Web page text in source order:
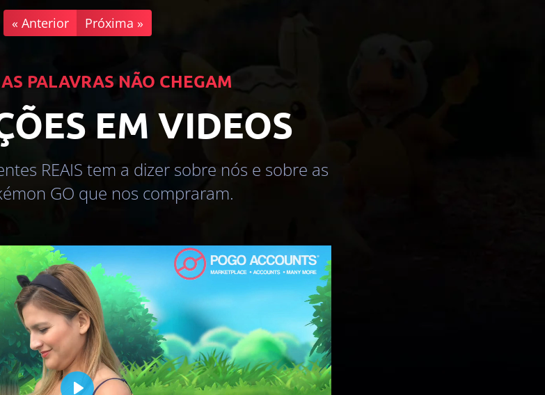
« Anterior Próxima »
PALAVRAS NÃO CHEGAM
EM VIDEOS
REAIS tem a dizer sobre nós e sobre as
GO que nos compraram.